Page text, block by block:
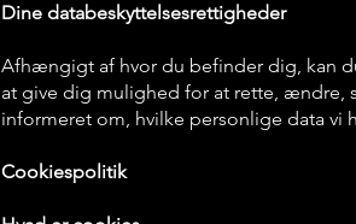
Dine databeskyttelsesrettigheder
Afhængigt af hvor du befinder dig, kan
at give dig mulighed for at rette, ændre,
informeret om, hvilke personlige data vi
Cookiespolitik